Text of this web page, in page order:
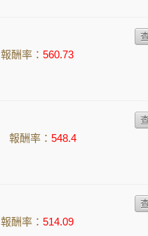
報酬率： 560.73
報酬率： 548.4
報酬率： 514.09